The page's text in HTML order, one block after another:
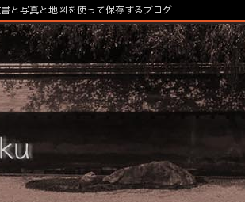
と写真と地図を使って保存するブログ